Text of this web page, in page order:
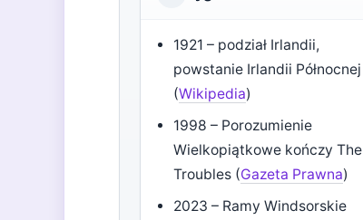
1921 – podział Irlandii,
powstanie Irlandii Północnej
(Wikipedia)
1998 – Porozumienie
Wielkopiątkowe kończy The
Troubles (Gazeta Prawna)
2023 – Ramy Windsorskie